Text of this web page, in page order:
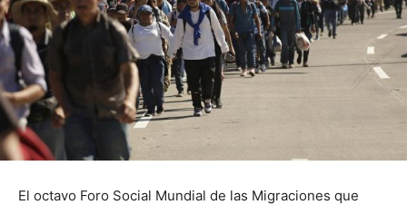
El octavo Foro Social Mundial de las Migraciones que